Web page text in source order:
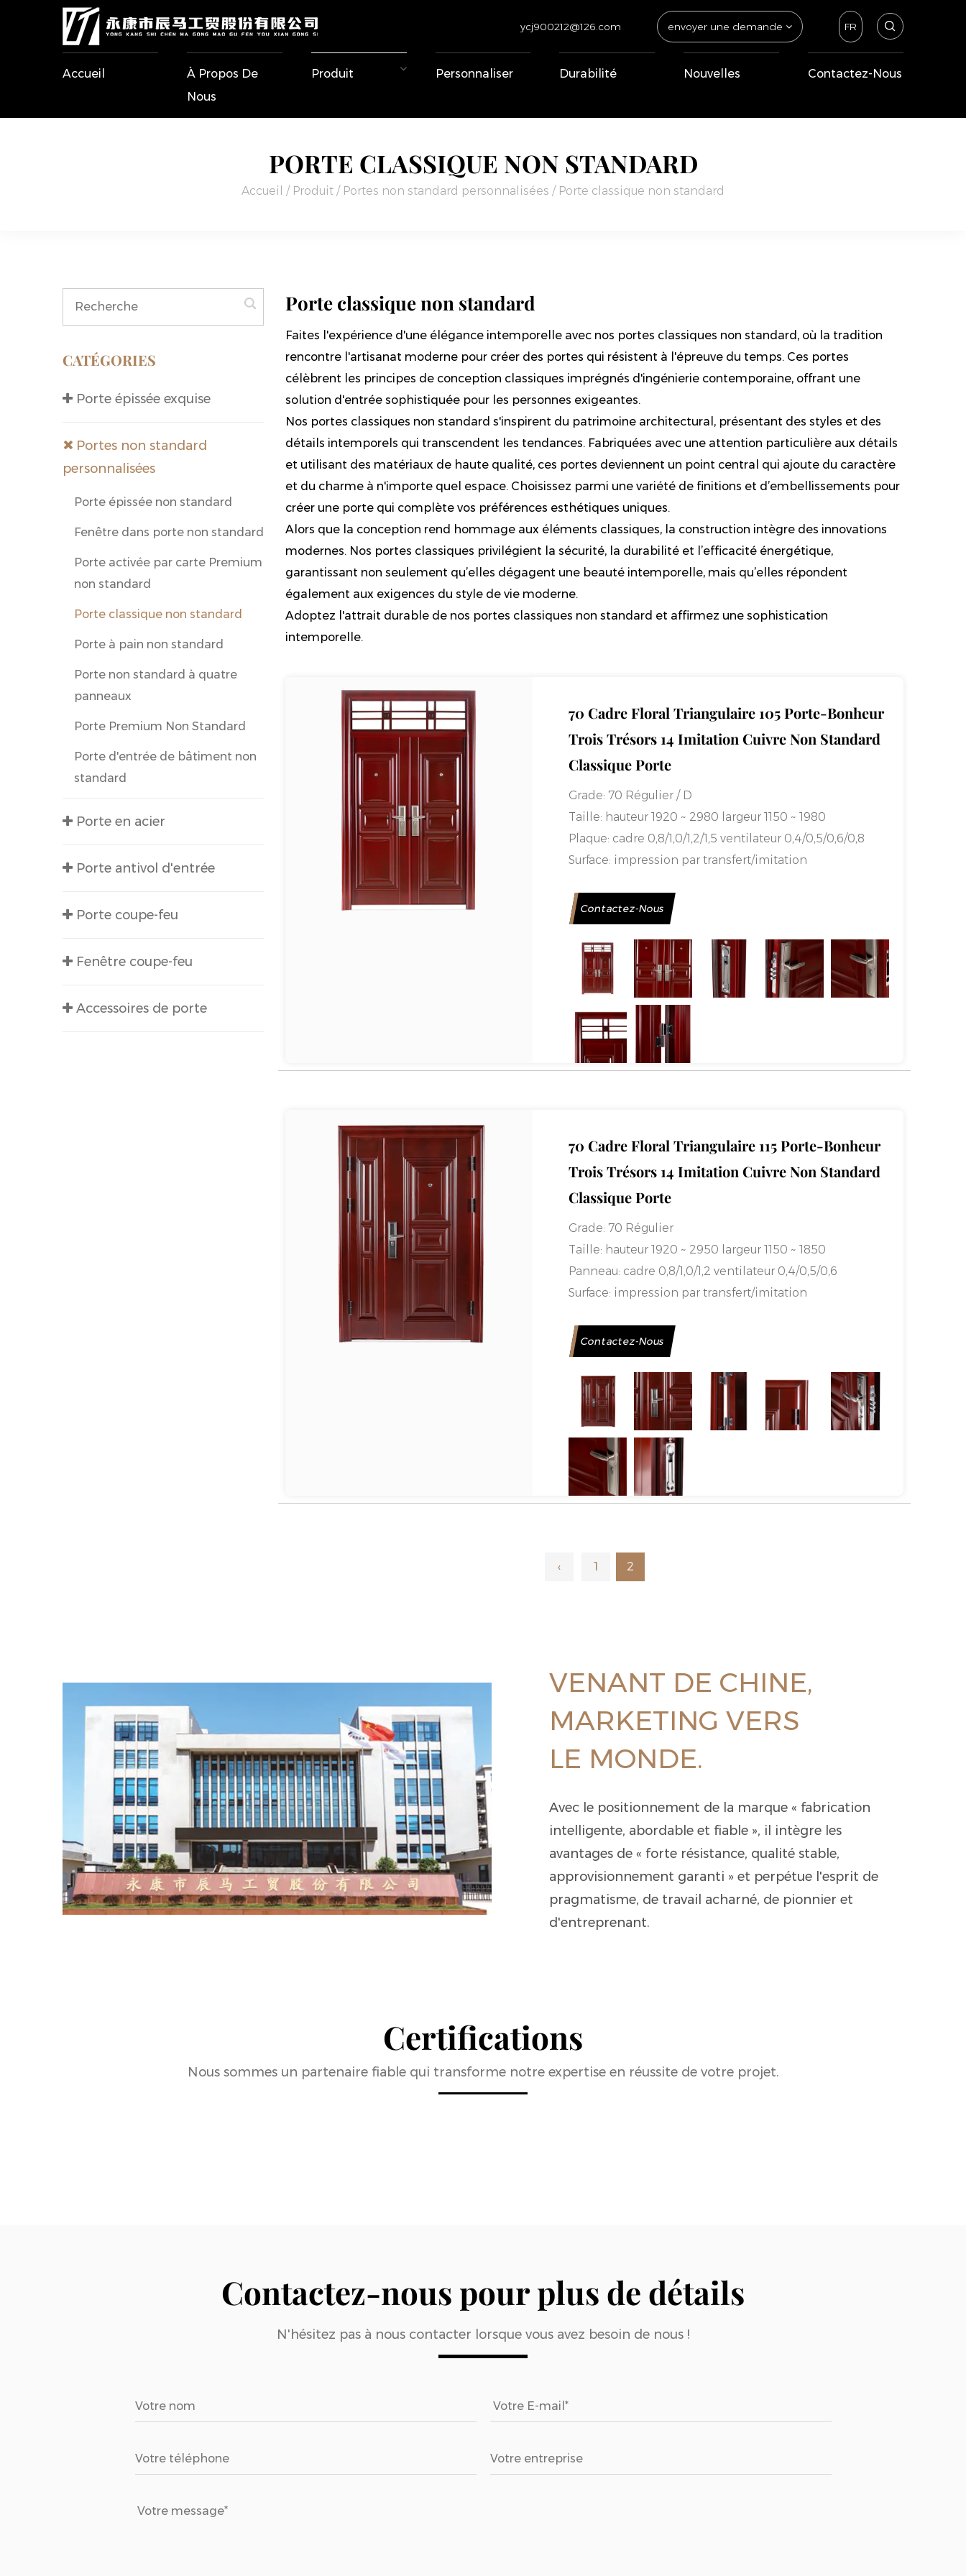
ycj900212@126.com envoyer une demande FR
Accueil
À Propos De
Nous
Produit Personnaliser Durabilité Nouvelles Contactez-Nous
PORTE CLASSIQUE NON STANDARD
Accueil / Produit / Portes non standard personnalisées / Porte classique non standard
CATÉGORIES
Porte épissée exquise
Portes non standard
personnalisées
Porte épissée non standard
Fenêtre dans porte non standard
Porte activée par carte Premium
non standard
Porte classique non standard
Porte à pain non standard
Porte non standard à quatre
panneaux
Porte Premium Non Standard
Porte d'entrée de bâtiment non
standard
Porte en acier
Porte antivol d'entrée
Porte coupe-feu
Fenêtre coupe-feu
Accessoires de porte
Porte classique non standard
Faites l'expérience d'une élégance intemporelle avec nos portes classiques non standard, où la tradition
rencontre l'artisanat moderne pour créer des portes qui résistent à l'épreuve du temps. Ces portes
célèbrent les principes de conception classiques imprégnés d'ingénierie contemporaine, offrant une
solution d'entrée sophistiquée pour les personnes exigeantes.
Nos portes classiques non standard s'inspirent du patrimoine architectural, présentant des styles et des
détails intemporels qui transcendent les tendances. Fabriquées avec une attention particulière aux détails
et utilisant des matériaux de haute qualité, ces portes deviennent un point central qui ajoute du caractère
et du charme à n'importe quel espace. Choisissez parmi une variété de finitions et d’embellissements pour
créer une porte qui complète vos préférences esthétiques uniques.
Alors que la conception rend hommage aux éléments classiques, la construction intègre des innovations
modernes. Nos portes classiques privilégient la sécurité, la durabilité et l’efficacité énergétique,
garantissant non seulement qu’elles dégagent une beauté intemporelle, mais qu’elles répondent
également aux exigences du style de vie moderne.
Adoptez l'attrait durable de nos portes classiques non standard et affirmez une sophistication
intemporelle.
70 Cadre Floral Triangulaire 105 Porte-Bonheur
Trois Trésors 14 Imitation Cuivre Non Standard
Classique Porte
Grade: 70 Régulier / D
Taille: hauteur 1920 ~ 2980 largeur 1150 ~ 1980
Plaque: cadre 0,8/1,0/1,2/1,5 ventilateur 0,4/0,5/0,6/0,8
Surface: impression par transfert/imitation
Charnière: Charnière ouverte/charnière
drapeau/charnière dissimulée
Cadre de porte: 70 cadre dentelle triangulaire 105
Bas:Cadre inférieur en acier inoxydable 0,6/201 en acier
inoxydable 0,7
Matériel:cadre [modèle d'arbre laminé à
froid/conventionnel] ventilateur [modèle d'arbre laminé
à froid/conventionnel].
Verrouillage:32#/38#
personnalisés, veuillez contacter le service client de
conseil, téléphone de conseil : 4008828710.
Contactez-Nous
70 Cadre Floral Triangulaire 115 Porte-Bonheur
Trois Trésors 14 Imitation Cuivre Non Standard
Classique Porte
Grade: 70 Régulier
Taille: hauteur 1920 ~ 2950 largeur 1150 ~ 1850
Panneau: cadre 0,8/1,0/1,2 ventilateur 0,4/0,5/0,6
Surface: impression par transfert/imitation
Charnière: charnière ouverte/charnière cachée
Cadre de porte:70 cadre dentelle triangulaire 115
Bas:cadre inférieur en acier inoxydable 0,6/201 acier
inoxydable 0,7/cadre inférieur en fer brut 0,5
Matériel:
Cadre [Motif arbre laminé à
froid/conventionnel] Ventilateur [Motif arbre laminé à
froid/conventionnel]
Verrouillage:
32#/38#
personnalisés, veuillez contacter le service client de
conseil, téléphone de conseil : 4008828710.
Contactez-Nous
‹ 1 2
VENANT DE CHINE,
MARKETING VERS
LE MONDE.
Avec le positionnement de la marque « fabrication
intelligente, abordable et fiable », il intègre les
avantages de « forte résistance, qualité stable,
approvisionnement garanti » et perpétue l'esprit de
pragmatisme, de travail acharné, de pionnier et
d'entreprenant.
Certifications
Nous sommes un partenaire fiable qui transforme notre expertise en réussite de votre projet.
Contactez-nous pour plus de détails
N'hésitez pas à nous contacter lorsque vous avez besoin de nous !